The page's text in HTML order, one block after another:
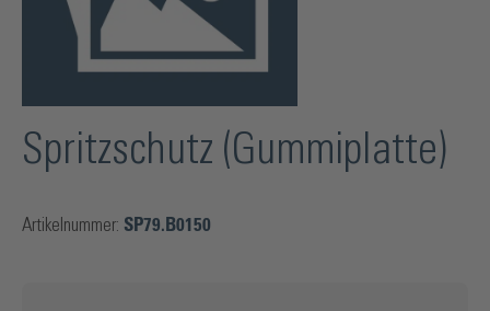
Spritzschutz (Gummiplatte)
Artikelnummer: SP79.B0150